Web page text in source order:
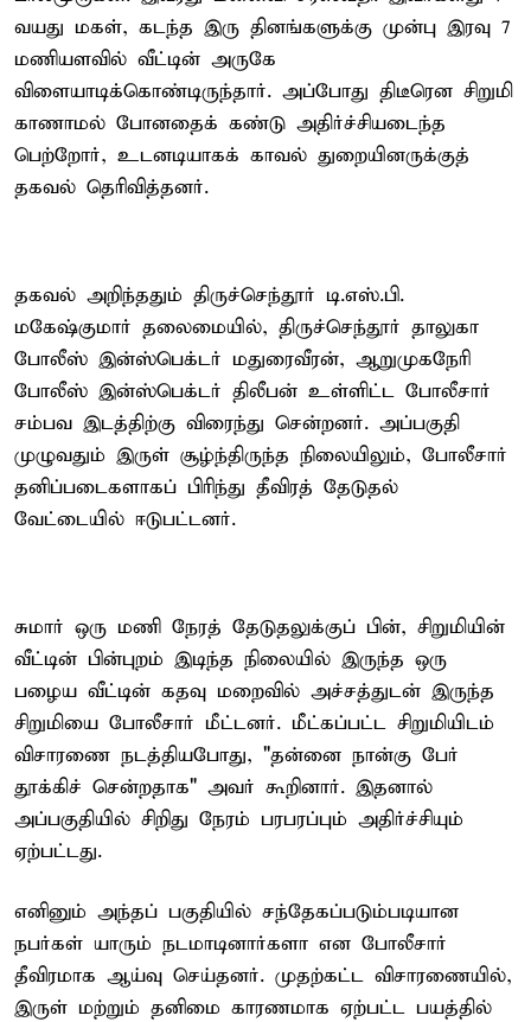
வயது மகள், கடந்த இரு தினங்களுக்கு முன்பு இரவு 7
மணியளவில் வீட்டின் அருகே
விளையாடிக்கொண்டிருந்தார். அப்போது திடீரென சிறுமி
காணாமல் போனதைக் கண்டு அதிர்ச்சியடைந்த
பெற்றோர், உடனடியாகக் காவல் துறையினருக்குத்
தகவல் தெரிவித்தனர்.
தகவல் அறிந்ததும் திருச்செந்தூர் டி.எஸ்.பி.
மகேஷ்குமார் தலைமையில், திருச்செந்தூர் தாலுகா
போலீஸ் இன்ஸ்பெக்டர் மதுரைவீரன், ஆறுமுகநேரி
போலீஸ் இன்ஸ்பெக்டர் திலீபன் உள்ளிட்ட போலீசார்
சம்பவ இடத்திற்கு விரைந்து சென்றனர். அப்பகுதி
முழுவதும் இருள் சூழ்ந்திருந்த நிலையிலும், போலீசார்
தனிப்படைகளாகப் பிரிந்து தீவிரத் தேடுதல்
வேட்டையில் ஈடுபட்டனர்.
சுமார் ஒரு மணி நேரத் தேடுதலுக்குப் பின், சிறுமியின்
வீட்டின் பின்புறம் இடிந்த நிலையில் இருந்த ஒரு
பழைய வீட்டின் கதவு மறைவில் அச்சத்துடன் இருந்த
சிறுமியை போலீசார் மீட்டனர். மீட்கப்பட்ட சிறுமியிடம்
விசாரணை நடத்தியபோது, "தன்னை நான்கு பேர்
தூக்கிச் சென்றதாக" அவர் கூறினார். இதனால்
அப்பகுதியில் சிறிது நேரம் பரபரப்பும் அதிர்ச்சியும்
ஏற்பட்டது.
எனினும் அந்தப் பகுதியில் சந்தேகப்படும்படியான
நபர்கள் யாரும் நடமாடினார்களா என போலீசார்
தீவிரமாக ஆய்வு செய்தனர். முதற்கட்ட விசாரணையில்,
இருள் மற்றும் தனிமை காரணமாக ஏற்பட்ட பயத்தில்